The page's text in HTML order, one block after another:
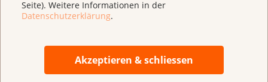
Seite). Weitere Informationen in der
Datenschutzerklärung.
Akzeptieren & schliessen
Medaille geht an Alt-Bundesrätin Ruth Dreifuss. Sie
Zugangsgerechtigkeit in der medizinischen
Versorgung eingesetzt. Die Krebsliga Schweiz würdigt